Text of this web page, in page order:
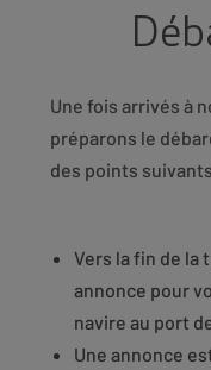
Une fois arrivés à
préparons le
des points
Vers la fin de la
annonce pour
navire au port
Une annonce